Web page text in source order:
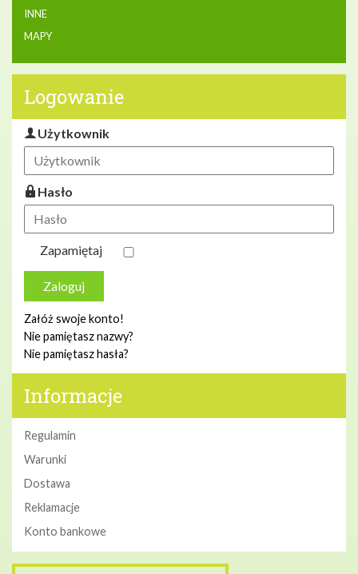
INNE
MAPY
Logowanie
Użytkownik
Hasło
Zapamiętaj
Zaloguj
Załóż swoje konto!
Nie pamiętasz nazwy?
Nie pamiętasz hasła?
Informacje
Regulamin
Warunki
Dostawa
Reklamacje
Konto bankowe